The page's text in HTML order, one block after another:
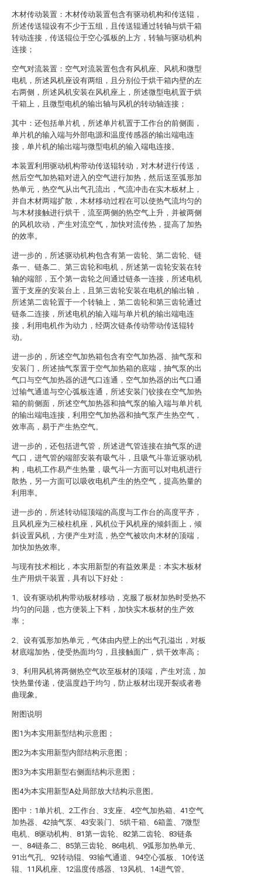
木材传动装置：木材传动装置包含有驱动机构和传送辊，
所述传送辊设有不少于五组，且传送辊通过转轴与烘干箱
转动连接，传送辊位于空心弧板的上方，转轴与驱动机构
连接；
空气对流装置：空气对流装置包含有风机座、风机和微型
电机，所述风机座设有两组，且分别位于烘干箱内壁的左
右两侧，所述风机安装在风机座上，所述微型电机置于烘
干箱上，且微型电机的输出轴与风机的转动轴连接；
其中：还包括单片机，所述单片机置于工作台的前侧面，
单片机的输入端与外部电源和温度传感器的输出端电连
接，单片机的输出端与微型电机的输入端电连接。
本装置利用驱动机构带动传送辊转动，对木材进行传送，
然后空气加热箱对进入的空气进行加热，然后送至弧形加
热单元，热空气从出气孔流出，气流冲击在实木板材上，
并自木材两端扩散，木材移动过程在可以使热气流均匀的
与木材接触进行烘干，流至两侧的热空气上升，并被两侧
的风机吹动，产生对流空气，加快对流传热，提高了加热
的效率。
进一步的，所述驱动机构包含有第一齿轮、第二齿轮、链
条一、链条二、第三齿轮和电机，所述第一齿轮安装在转
轴的端部，五个第一齿轮之间通过链条一连接，所述电机
置于支座的安装台上，且第三齿轮安装在电机的输出轴，
所述第二齿轮置于一个转轴上，第二齿轮和第三齿轮通过
链条二连接，所述电机的输入端与单片机的输出端电连
接，利用电机作为动力，经两次链条传动带动传送辊转
动。
进一步的，所述空气加热箱包含有空气加热器、抽气泵和
安装门，所述抽气泵置于空气加热箱的底端，抽气泵的出
气口与空气加热器的进气口连通，空气加热器的出气口通
过输气通道与空心弧板连通，所述安装门铰接在空气加热
箱的前侧面，所述空气加热器和抽气泵的输入端与单片机
的输出端电连接，利用空气加热器和抽气泵产生热空气，
效率高，易于产生热空气。
进一步的，还包括进气管，所述进气管连接在抽气泵的进
气口，进气管的端部安装有吸气斗，且吸气斗靠近驱动机
构，电机工作易产生热量，吸气斗一方面可以对电机进行
散热，另一方面可以吸收电机产生的热空气，提高热量的
利用率。
进一步的，所述转动辊顶端的高度与工作台的高度平齐，
且风机座为三棱柱机座，风机位于风机座的倾斜面上，倾
斜设置风机，方便产生对流，热空气被吹向木材的顶端，
加快加热效率。
与现有技术相比，本实用新型的有益效果是：本实木板材
生产用烘干装置，具有以下好处：
1、设有驱动机构带动板材移动，克服了板材加热时受热不
均匀的问题，也方便装上下料，加快实木板材的生产效
率；
2、设有弧形加热单元，气体由内壁上的出气孔溢出，对板
材底端加热，使受热面均匀，且接触面广，烘干效率高；
3、利用风机将两侧热空气吹至板材的顶端，产生对流，加
快热量传递，使温度趋于均匀，防止板材出现开裂或者卷
曲现象。
附图说明
图1为本实用新型结构示意图；
图2为本实用新型内部结构示意图；
图3为本实用新型右侧面结构示意图；
图4为本实用新型A处局部放大结构示意图。
图中：1单片机、2工作台、3支座、4空气加热箱、41空气
加热器、42抽气泵、43安装门、5烘干箱、6箱盖、7微型
电机、8驱动机构、81第一齿轮、82第二齿轮、83链条
一、84链条二、85第三齿轮、86电机、9弧形加热单元、
91出气孔、92转动辊、93输气通道、94空心弧板、10传送
辊、11风机座、12温度传感器、13风机、14进气管。